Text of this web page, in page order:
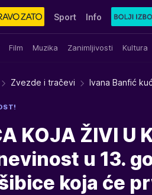
Sport Info
Film Muzika Zanimljivosti Kultura
Zvezde i tračevi Ivana Banfić
KOJA ŽIVI U
u 13.
koja će